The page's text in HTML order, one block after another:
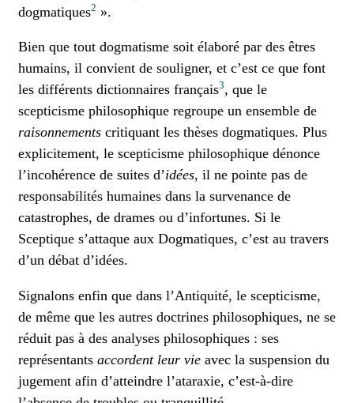
dogmatiques2 ».
Bien que tout dogmatisme soit élaboré par des êtres
humains, il convient de souligner, et c’est ce que font
les différents dictionnaires français3, que le
scepticisme philosophique regroupe un ensemble de
raisonnements critiquant les thèses dogmatiques. Plus
explicitement, le scepticisme philosophique dénonce
l’incohérence de suites d’idées, il ne pointe pas de
responsabilités humaines dans la survenance de
catastrophes, de drames ou d’infortunes. Si le
Sceptique s’attaque aux Dogmatiques, c’est au travers
d’un débat d’idées.
Signalons enfin que dans l’Antiquité, le scepticisme,
de même que les autres doctrines philosophiques, ne se
réduit pas à des analyses philosophiques : ses
représentants accordent leur vie avec la suspension du
jugement afin d’atteindre l’ataraxie, c’est-à-dire